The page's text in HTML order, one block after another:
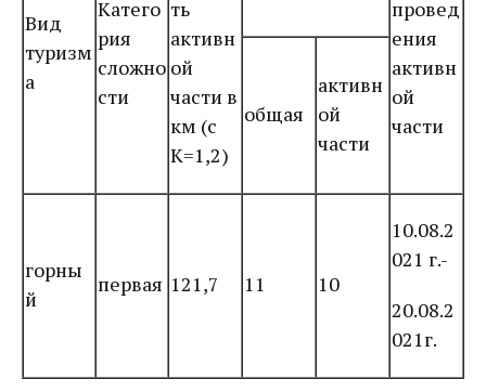
Вид
туризм
а
Катего
рия
сложно
сти
ть
активн
ой
части в
км (с
К=1,2)
провед
ения
активн
ой
части
общая
активн
ой
части
горны
й
первая 121,7 11 10
10.08.2
021 г.-
20.08.2
021г.